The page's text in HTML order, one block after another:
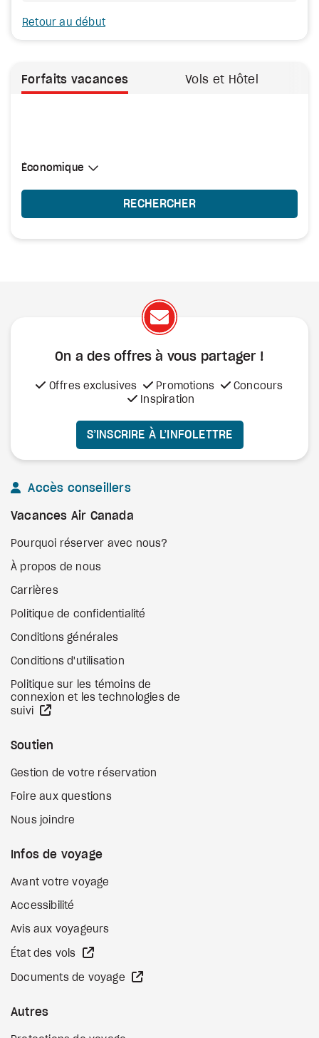
Retour au début
Forfaits vacances Vols et Hôtel
Sélectionner une cabine
Économique
Économique
RECHERCHER
On a des offres à vous partager !
Offres exclusives Promotions
Concours
Inspiration
S’INSCRIRE À L’INFOLETTRE
Accès conseillers
Vacances Air Canada
Pourquoi réserver avec nous?
À propos de nous
Carrières
Politique de confidentialité
Conditions générales
Conditions d'utilisation
Politique sur les témoins de
connexion et les technologies de
suivi
Soutien
Gestion de votre réservation
Foire aux questions
Nous joindre
Infos de voyage
Avant votre voyage
Accessibilité
Avis aux voyageurs
État des vols
Documents de voyage
Autres